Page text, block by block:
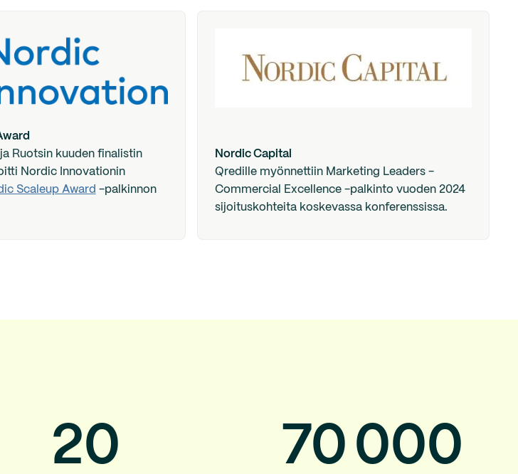
Ruotsin kuuden finalistin
Nordic Innovationin
Scaleup Award -palkinnon
Nordic Capital
Qredille myönnettiin Marketing Leaders -
Commercial Excellence -palkinto vuoden 2024
sijoituskohteita koskevassa konferenssissa.
20 70 000